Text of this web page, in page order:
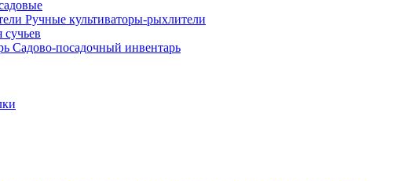
Ручные культиваторы-рыхлители
сучьев
Садово-посадочный инвентарь